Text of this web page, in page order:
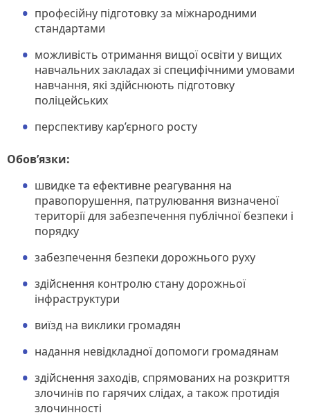
професійну підготовку за міжнародними
стандартами
можливість отримання вищої освіти у вищих
навчальних закладах зі специфічними умовами
навчання, які здійснюють підготовку
поліцейських
перспективу кар’єрного росту
Обов’язки:
швидке та ефективне реагування на
правопорушення, патрулювання визначеної
території для забезпечення публічної безпеки і
порядку
забезпечення безпеки дорожнього руху
здійснення контролю стану дорожньої
інфраструктури
виїзд на виклики громадян
надання невідкладної допомоги громадянам
здійснення заходів, спрямованих на розкриття
злочинів по гарячих слідах, а також протидія
злочинності